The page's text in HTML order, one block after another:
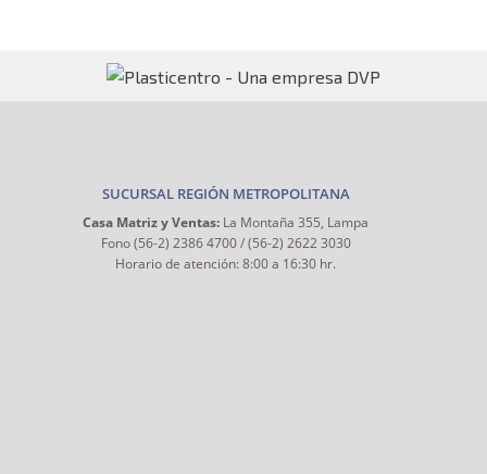
SUCURSAL REGIÓN METROPOLITANA
Casa Matriz y Ventas: La Montaña 355, Lampa
Fono (56-2) 2386 4700 / (56-2) 2622 3030
Horario de atención: 8:00 a 16:30 hr.